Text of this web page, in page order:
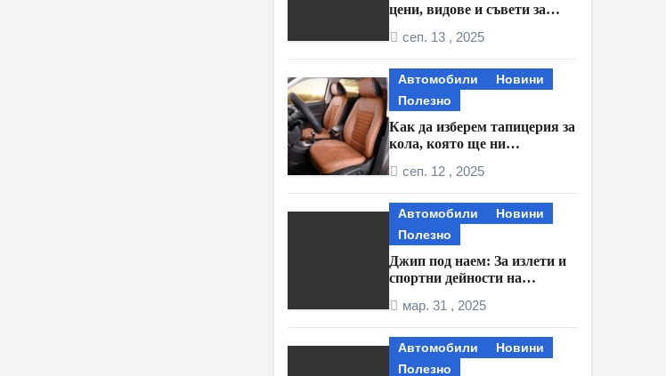
цени, видове и съвети за
сеп. 13 , 2025
Автомобили
Новини
Полезно
Как да изберем тапицерия за
кола, която ще ни
сеп. 12 , 2025
Автомобили
Новини
Полезно
Джип под наем: За излети и
спортни дейности на
мар. 31 , 2025
Автомобили
Новини
Полезно